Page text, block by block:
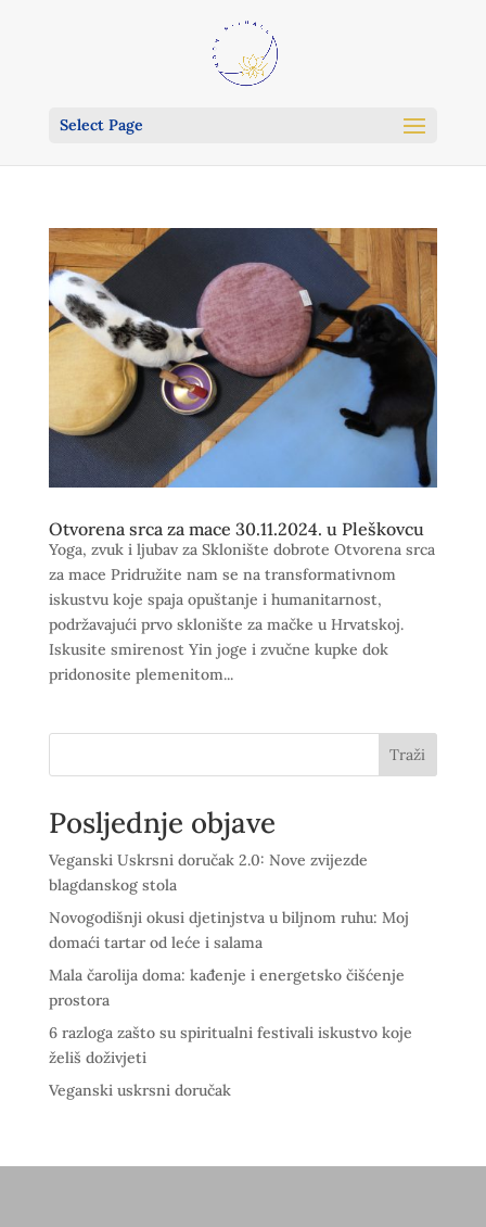
Select Page
Otvorena srca za mace 30.11.2024. u Pleškovcu
Yoga, zvuk i ljubav za Sklonište dobrote Otvorena srca
za mace Pridružite nam se na transformativnom
iskustvu koje spaja opuštanje i humanitarnost,
podržavajući prvo sklonište za mačke u Hrvatskoj.
Iskusite smirenost Yin joge i zvučne kupke dok
pridonosite plemenitom...
Traži
Posljednje objave
Veganski Uskrsni doručak 2.0: Nove zvijezde
blagdanskog stola
Novogodišnji okusi djetinjstva u biljnom ruhu: Moj
domaći tartar od leće i salama
Mala čarolija doma: kađenje i energetsko čišćenje
prostora
6 razloga zašto su spiritualni festivali iskustvo koje
želiš doživjeti
Veganski uskrsni doručak